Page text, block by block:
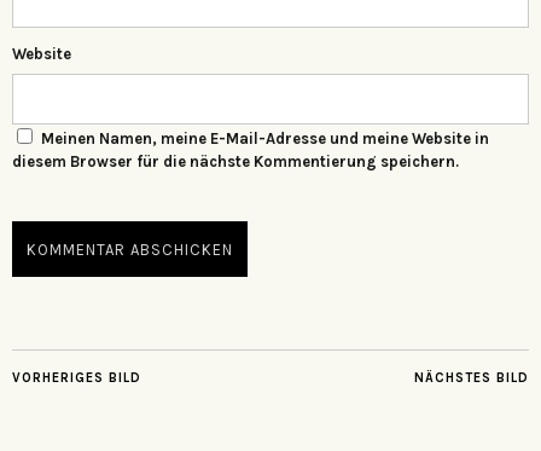
Website
Meinen Namen, meine E-Mail-Adresse und meine Website in
diesem Browser für die nächste Kommentierung speichern.
NÄCHSTES BILD
VORHERIGES BILD